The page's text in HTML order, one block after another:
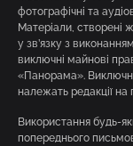
фотографічні та
Матеріали, створені
у зв’язку з
виключні майнові
«Панорама».
належать редакції на
Використання будь-
попереднього